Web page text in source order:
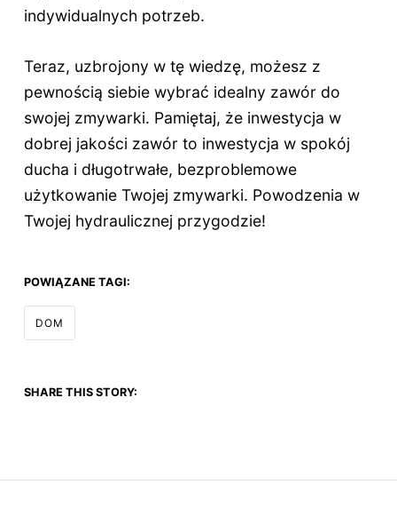
indywidualnych potrzeb.
Teraz, uzbrojony w tę wiedzę, możesz z
pewnością siebie wybrać idealny zawór do
swojej zmywarki. Pamiętaj, że inwestycja w
dobrej jakości zawór to inwestycja w spokój
ducha i długotrwałe, bezproblemowe
użytkowanie Twojej zmywarki. Powodzenia w
Twojej hydraulicznej przygodzie!
POWIĄZANE TAGI:
DOM
SHARE THIS STORY: